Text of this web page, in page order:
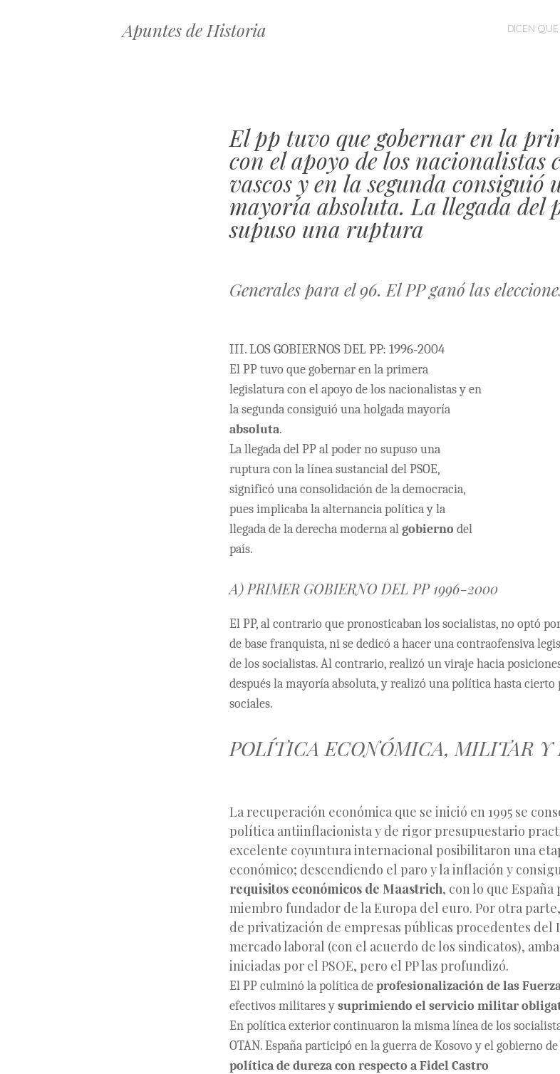
Apuntes de Historia MENÚ
SALTARDICEN
El pp tuvo que gobernar en la
con el apoyo de los nacionalistas
vascos y en la segunda consiguió
mayoría absoluta. La llegada del
supuso una ruptura
Generales para el 96. El PP ganó las
III. LOS GOBIERNOS DEL PP: 1996-2004
El PP tuvo que gobernar en la primera
legislatura con el apoyo de los nacionalistas y en
la segunda consiguió una holgada mayoría
absoluta.
La llegada del PP al poder no supuso una
ruptura con la línea sustancial del PSOE,
significó una consolidación de la democracia,
pues implicaba la alternancia política y la
llegada de la derecha moderna algobierno del
país.
A) PRIMER GOBIERNO DEL PP 1996-2000
El PP, alcontrario que pronosticaban los socialistas, no optó
de base franquista, ni se dedicó a hacer una contraofensiva
de los socialistas. Al contrario, realizó un viraje hacia
después la mayoría absoluta, y realizó una política hasta
sociales.
POLÍTICA ECONÓMICA, MILITAR Y
La recuperación económica que se inició en 1995 se
política antiinflacionista y de rigor presupuestario
excelente coyuntura internacional posibilitaron una
económico; descendiendo el paro y la inflación y
requisitos económicos de Maastrich, con lo que
miembro fundador de la Europa del euro. Por otra
de privatización de empresas públicas procedentes del
mercado laboral (con el acuerdo de los sindicatos),
iniciadas por el PSOE, pero el PP las profundizó.
El PP culminó la política deprofesionalización de las
efectivos militares ysuprimiendo el servicio militar
En política exterior continuaron la misma línea de los
OTAN. España participó en la guerra de Kosovo y el gobierno
política de dureza con respecto a Fidel Castro